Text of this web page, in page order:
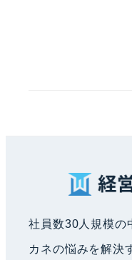
社員数30人規模の
カネの悩みを解決